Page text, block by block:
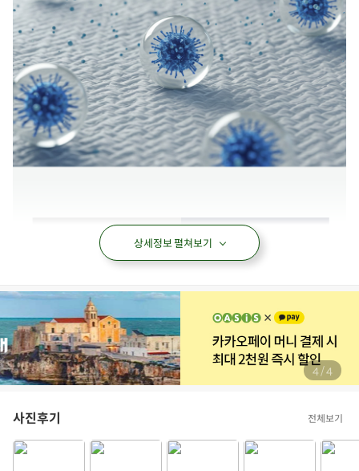
상세정보 펼쳐보기
4 /4
사진후기 전체보기